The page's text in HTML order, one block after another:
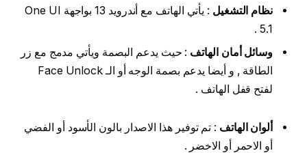
نظام التشغيل
: يأتي الهاتف مع أندرويد 13 بواجهة One UI
5.1 .
وسائل أمان الهاتف : حيث يدعم البصمة ويأتي مدمج مع زر
الطاقة , و أيضا يدعم بصمة الوجه أو الـ Face Unlock
لفتح قفل الهاتف .
ألوان الهاتف : تم توفير هذا الاصدار بالون الأسود أو الفضي
أو الاحمر أو الاخضر .